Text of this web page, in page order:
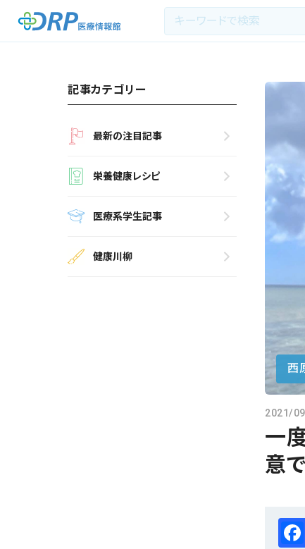
記事カテゴリー
最新の注目記事
栄養健康レシピ
医療系学生記事
健康川柳
西
2021/
一
意